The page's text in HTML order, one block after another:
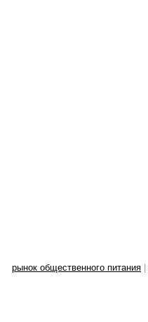
рынок общественного питания